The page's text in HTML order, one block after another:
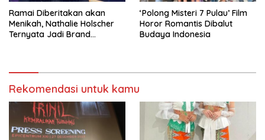
Ramai Diberitakan akan
Menikah, Nathalie Holscher
Ternyata Jadi Brand
‘Polong Misteri 7 Pulau’ Film
Horor Romantis Dibalut
Budaya Indonesia
Rekomendasi untuk kamu